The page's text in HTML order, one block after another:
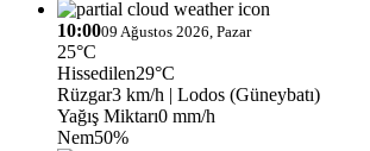
10:0009 Ağustos 2026, Pazar
25°C
Hissedilen29°C
Rüzgar3 km/h | Lodos (Güneybatı)
Yağış Miktarı0 mm/h
Nem50%